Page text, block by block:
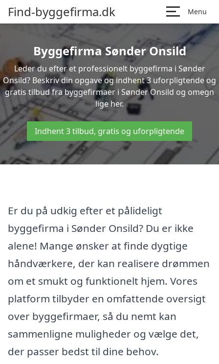
Find-byggefirma.dk Menu
Byggefirma Sønder Onsild
Leder du efter et professionelt byggefirma i Sønder
Onsild? Beskriv din opgave og indhent 3 uforpligtende og
gratis tilbud fra byggefirmaer i Sønder Onsild og omegn
lige her.
Indhent 3 tilbud, gratis og uforpligtende
Er du på udkig efter et pålideligt
byggefirma i Sønder Onsild? Du er ikke
alene! Mange ønsker at finde dygtige
håndværkere, der kan realisere drømmen
om et smukt og funktionelt hjem. Vores
platform tilbyder en omfattende oversigt
over byggefirmaer, så du nemt kan
sammenligne muligheder og vælge det,
der passer bedst til dine behov.